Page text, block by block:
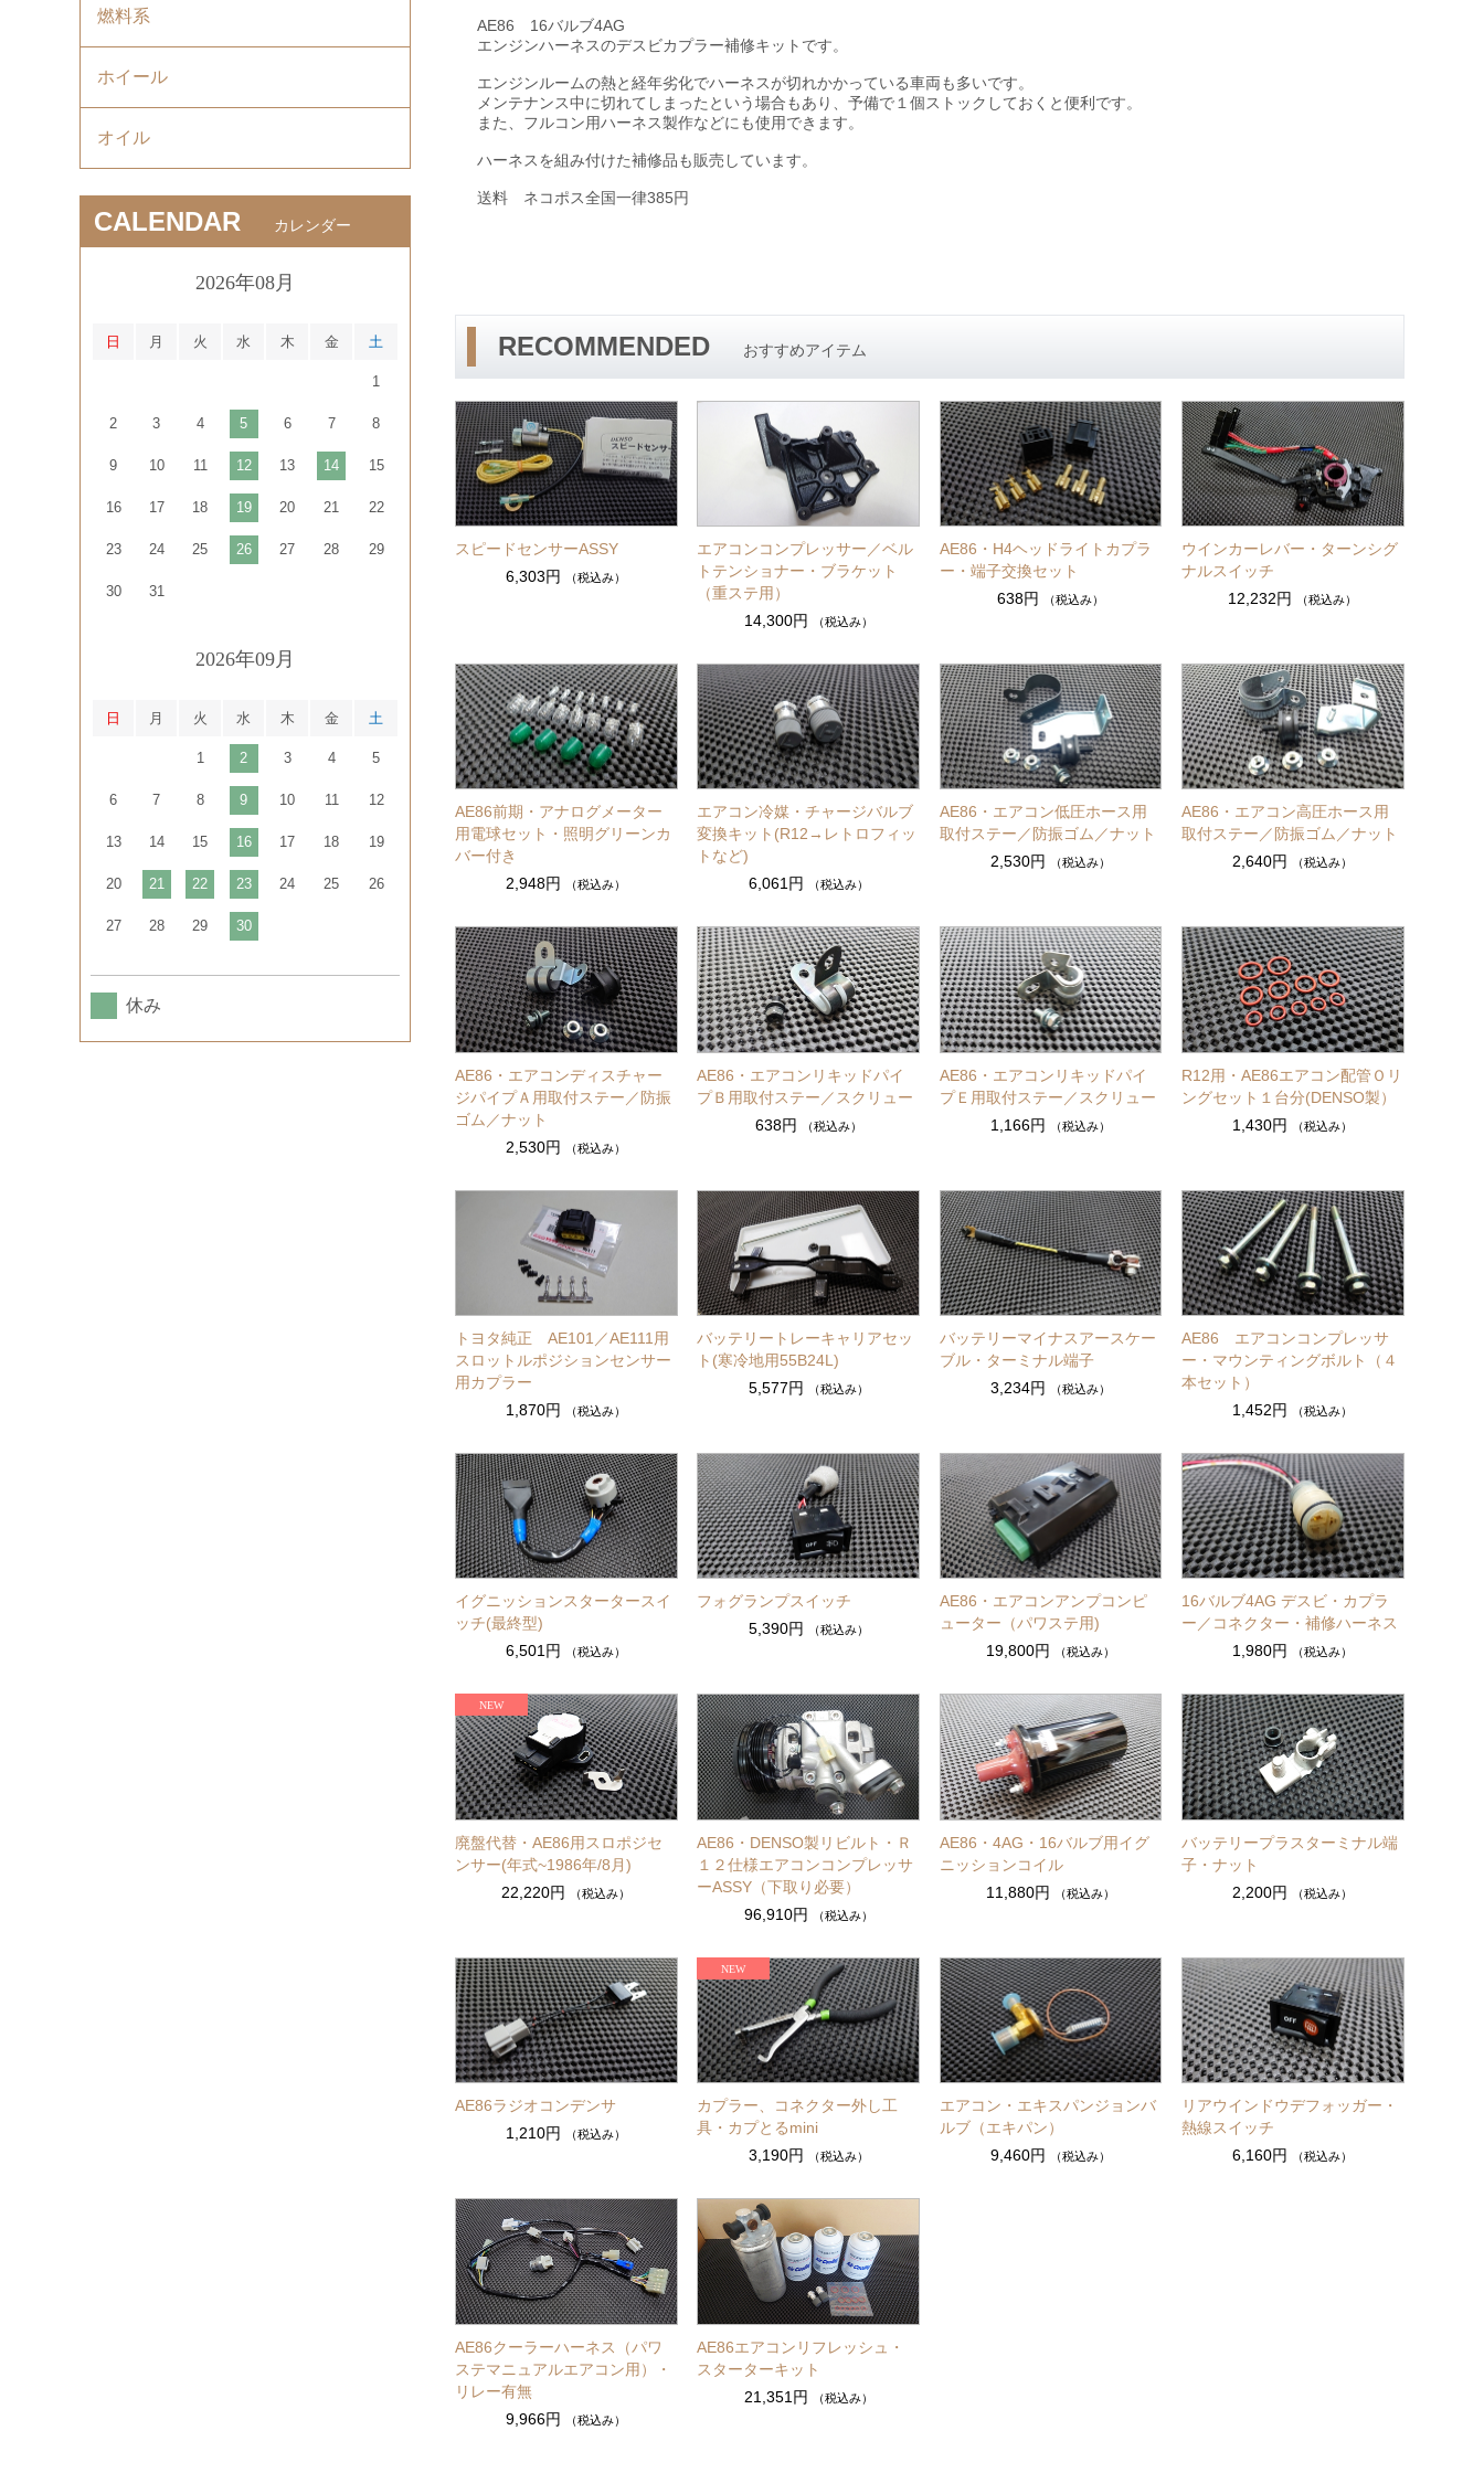
AE86 16バルブ4AG
エンジンハーネスのデスビカプラー補修キットです。
エンジンルームの熱と経年劣化でハーネスが切れかかっている車両も多いです。
メンテナンス中に切れてしまったという場合もあり、予備で１個ストックしておくと便利です。
また、フルコン用ハーネス製作などにも使用できます。
ハーネスを組み付けた補修品も販売しています。
送料 ネコポス全国一律385円
RECOMMENDED おすすめアイテム
スピードセンサーASSY
6,303円
（税込み）
エアコンコンプレッサー／ベル
トテンショナー・ブラケット
（重ステ用）
14,300円
（税込み）
AE86・H4ヘッドライトカプラ
ー・端子交換セット
638円
（税込み）
ウインカーレバー・ターンシグ
ナルスイッチ
12,232円
（税込み）
AE86前期・アナログメーター
用電球セット・照明グリーンカ
バー付き
2,948円
（税込み）
エアコン冷媒・チャージバルブ
変換キット(R12→レトロフィッ
トなど)
6,061円
（税込み）
AE86・エアコン低圧ホース用
取付ステー／防振ゴム／ナット
2,530円
（税込み）
AE86・エアコン高圧ホース用
取付ステー／防振ゴム／ナット
2,640円
（税込み）
AE86・エアコンディスチャー
ジパイプＡ用取付ステー／防振
ゴム／ナット
2,530円
（税込み）
AE86・エアコンリキッドパイ
プＢ用取付ステー／スクリュー
638円
（税込み）
AE86・エアコンリキッドパイ
プＥ用取付ステー／スクリュー
1,166円
（税込み）
R12用・AE86エアコン配管Ｏリ
ングセット１台分(DENSO製）
1,430円
（税込み）
トヨタ純正 AE101／AE111用
スロットルポジションセンサー
用カプラー
1,870円
（税込み）
バッテリートレーキャリアセッ
ト(寒冷地用55B24L)
5,577円
（税込み）
バッテリーマイナスアースケー
ブル・ターミナル端子
3,234円
（税込み）
AE86 エアコンコンプレッサ
ー・マウンティングボルト（４
本セット）
1,452円
（税込み）
イグニッションスタータースイ
ッチ(最終型)
6,501円
（税込み）
フォグランプスイッチ
5,390円
（税込み）
AE86・エアコンアンプコンピ
ューター（パワステ用)
19,800円
（税込み）
16バルブ4AG デスビ・カプラ
ー／コネクター・補修ハーネス
1,980円
（税込み）
廃盤代替・AE86用スロポジセ
ンサー(年式~1986年/8月)
22,220円
（税込み）
AE86・DENSO製リビルト・Ｒ
１２仕様エアコンコンプレッサ
ーASSY（下取り必要）
96,910円
（税込み）
AE86・4AG・16バルブ用イグ
ニッションコイル
11,880円
（税込み）
バッテリープラスターミナル端
子・ナット
2,200円
（税込み）
AE86ラジオコンデンサ
1,210円
（税込み）
カプラー、コネクター外し工
具・カプとるmini
3,190円
（税込み）
エアコン・エキスパンジョンバ
ルブ（エキパン）
9,460円
（税込み）
リアウインドウデフォッガー・
熱線スイッチ
6,160円
（税込み）
AE86クーラーハーネス（パワ
ステマニュアルエアコン用）・
リレー有無
9,966円
（税込み）
AE86エアコンリフレッシュ・
スターターキット
21,351円
（税込み）
燃料系
ホイール
オイル
CALENDAR カレンダー
2026年08月
日 月 火 水 木 金 土
1
2 3 4 5 6 7 8
9 10 11 12 13 14 15
16 17 18 19 20 21 22
23 24 25 26 27 28 29
30 31
2026年09月
日 月 火 水 木 金 土
1 2 3 4 5
6 7 8 9 10 11 12
13 14 15 16 17 18 19
20 21 22 23 24 25 26
27 28 29 30
休み